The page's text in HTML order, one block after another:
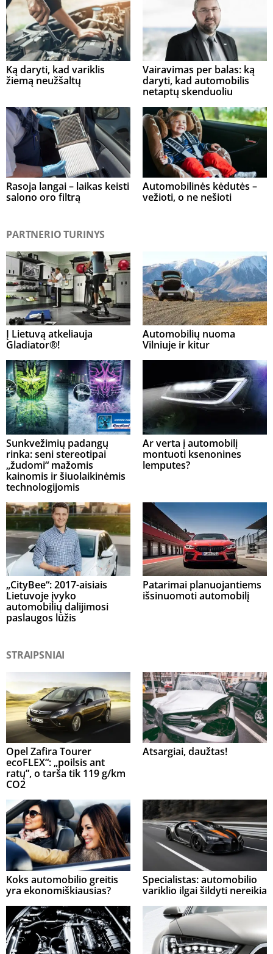
Ką daryti, kad variklis
žiemą neužšaltų
Vairavimas per balas: ką
daryti, kad automobilis
netaptų skenduoliu
Rasoja langai – laikas keisti
salono oro filtrą
Automobilinės kėdutės –
vežioti, o ne nešioti
PARTNERIO TURINYS
Į Lietuvą atkeliauja
Gladiator®!
Automobilių nuoma
Vilniuje ir kitur
Sunkvežimių padangų
rinka: seni stereotipai
„žudomi“ mažomis
kainomis ir šiuolaikinėmis
technologijomis
Ar verta į automobilį
montuoti ksenonines
lemputes?
„CityBee“: 2017-aisiais
Lietuvoje įvyko
automobilių dalijimosi
paslaugos lūžis
Patarimai planuojantiems
išsinuomoti automobilį
STRAIPSNIAI
Opel Zafira Tourer
ecoFLEX“: „poilsis ant
ratų”, o tarša tik 119 g/km
CO2
Atsargiai, daužtas!
Koks automobilio greitis
yra ekonomiškiausias?
Specialistas: automobilio
variklio ilgai šildyti nereikia